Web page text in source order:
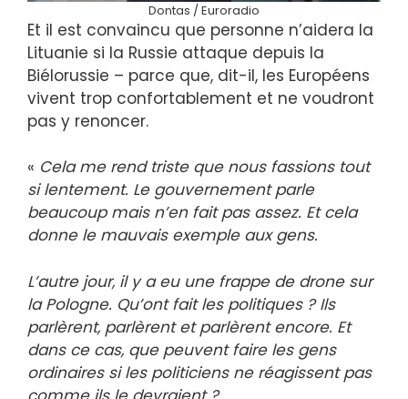
Dontas / Euroradio
Et il est convaincu que personne n’aidera la
Lituanie si la Russie attaque depuis la
Biélorussie – parce que, dit-il, les Européens
vivent trop confortablement et ne voudront
pas y renoncer.
« Cela me rend triste que nous fassions tout
si lentement. Le gouvernement parle
beaucoup mais n’en fait pas assez. Et cela
donne le mauvais exemple aux gens.
L’autre jour, il y a eu une frappe de drone sur
la Pologne. Qu’ont fait les politiques ? Ils
parlèrent, parlèrent et parlèrent encore. Et
dans ce cas, que peuvent faire les gens
ordinaires si les politiciens ne réagissent pas